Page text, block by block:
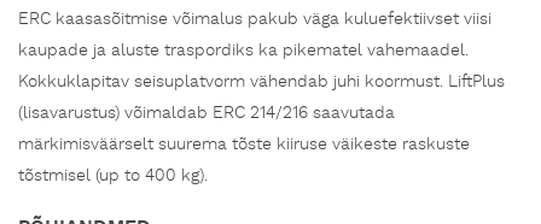
ERC kaasasõitmise võimalus pakub väga kuluefektiivset viisi
kaupade ja aluste traspordiks ka pikematel vahemaadel.
Kokkuklapitav seisuplatvorm vähendab juhi koormust. LiftPlus
(lisavarustus) võimaldab ERC 214/216 saavutada
märkimisväärselt suurema tõste kiiruse väikeste raskuste
tõstmisel (up to 400 kg).